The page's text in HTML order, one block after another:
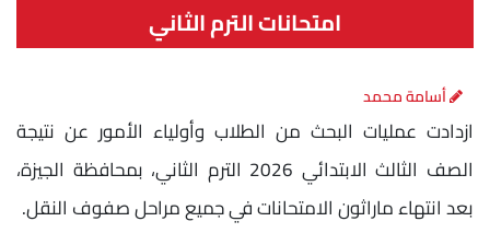
امتحانات الترم الثاني
أسامة محمد
ازدادت عمليات البحث من الطلاب وأولياء الأمور عن نتيجة
الصف الثالث الابتدائي 2026 الترم الثاني، بمحافظة الجيزة،
بعد انتهاء ماراثون الامتحانات في جميع مراحل صفوف النقل.